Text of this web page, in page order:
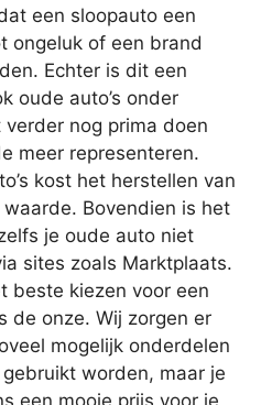
een sloopauto een
ongeluk of een brand
Echter is dit een
oude auto’s onder
nog prima doen
meer representeren.
kost het herstellen van
Bovendien is het
je oude auto niet
sites zoals Marktplaats.
beste kiezen voor een
de onze. Wij zorgen er
mogelijk onderdelen
worden, maar je
een mooie prijs voor je